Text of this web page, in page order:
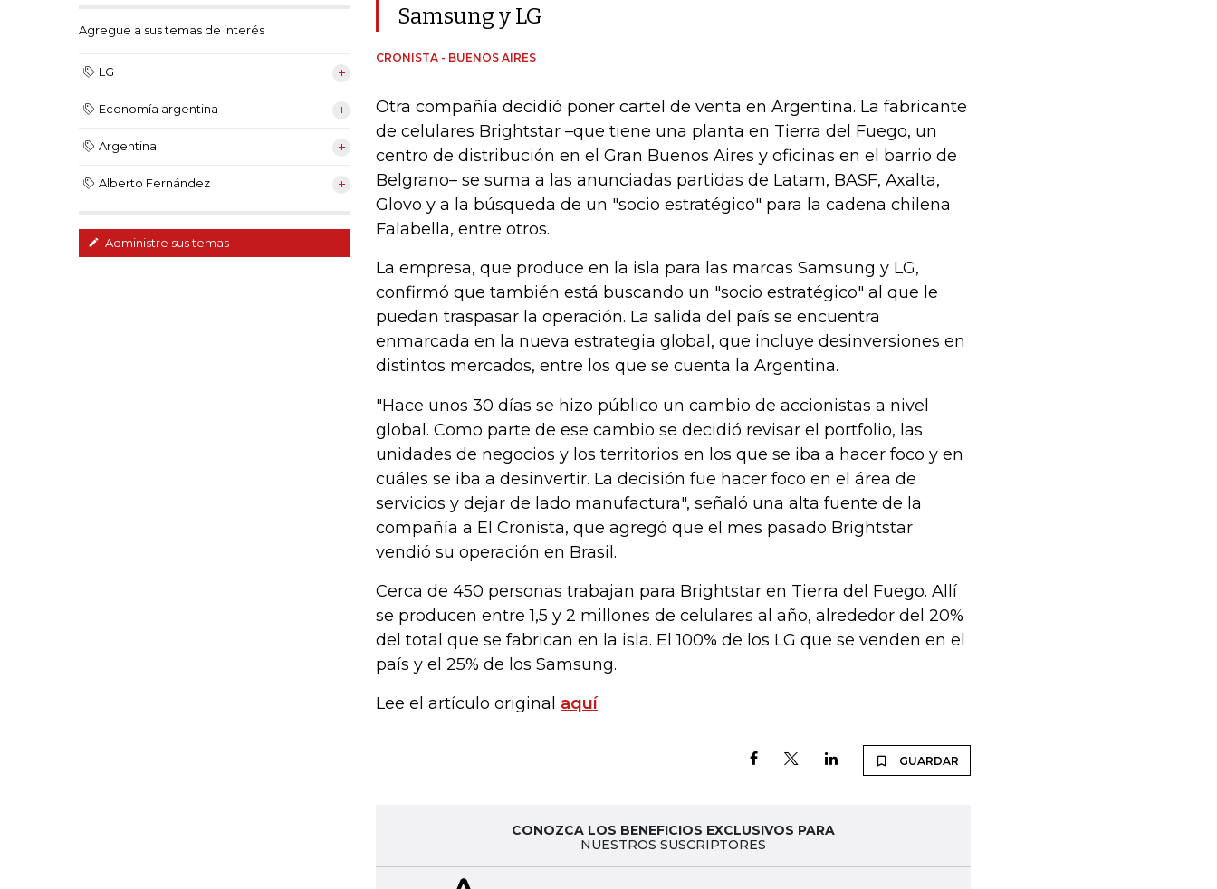
Agregue a sus temas de interés
LG
Economía argentina
Argentina
Alberto Fernández
Administre sus temas
Samsung y LG
CRONISTA - BUENOS AIRES
Otra compañía decidió poner cartel de venta en Argentina. La fabricante
de celulares Brightstar –que tiene una planta en Tierra del Fuego, un
centro de distribución en el Gran Buenos Aires y oficinas en el barrio de
Belgrano– se suma a las anunciadas partidas de Latam, BASF, Axalta,
Glovo y a la búsqueda de un "socio estratégico" para la cadena chilena
Falabella, entre otros.
La empresa, que produce en la isla para las marcas Samsung y LG,
confirmó que también está buscando un "socio estratégico" al que le
puedan traspasar la operación. La salida del país se encuentra
enmarcada en la nueva estrategia global, que incluye desinversiones en
distintos mercados, entre los que se cuenta la Argentina.
"Hace unos 30 días se hizo público un cambio de accionistas a nivel
global. Como parte de ese cambio se decidió revisar el portfolio, las
unidades de negocios y los territorios en los que se iba a hacer foco y en
cuáles se iba a desinvertir. La decisión fue hacer foco en el área de
servicios y dejar de lado manufactura", señaló una alta fuente de la
compañía a El Cronista, que agregó que el mes pasado Brightstar
vendió su operación en Brasil.
Cerca de 450 personas trabajan para Brightstar en Tierra del Fuego. Allí
se producen entre 1,5 y 2 millones de celulares al año, alrededor del 20%
del total que se fabrican en la isla. El 100% de los LG que se venden en el
país y el 25% de los Samsung.
Lee el artículo original aquí
GUARDAR
CONOZCA LOS BENEFICIOS EXCLUSIVOS PARA
NUESTROS SUSCRIPTORES